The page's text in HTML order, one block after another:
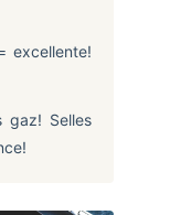
excellente!
gaz! Selles